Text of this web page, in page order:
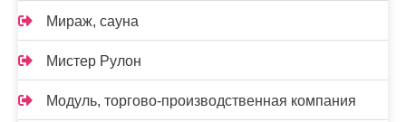
Мираж, сауна
Мистер Рулон
Модуль, торгово-производственная компания